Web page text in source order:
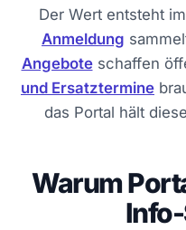
Der Wert entsteht
Anmeldung
Angeboteschaffen
und Ersatztermine
das Portal hält
Warum